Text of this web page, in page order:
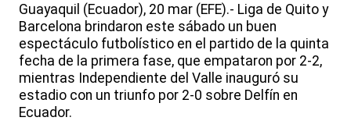
Guayaquil (Ecuador), 20 mar (EFE).- Liga de Quito y
Barcelona brindaron este sábado un buen
espectáculo futbolístico en el partido de la quinta
fecha de la primera fase, que empataron por 2-2,
mientras Independiente del Valle inauguró su
estadio con un triunfo por 2-0 sobre Delfín en
Ecuador.